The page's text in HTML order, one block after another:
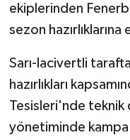
ekiplerinden
sezon
Sarı-lacivertli
hazırlıkları
Tesisleri'nde teknik
yönetiminde kampa